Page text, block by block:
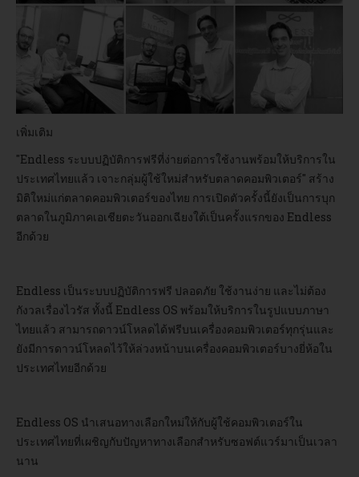
เพิ่มเติม
"Endless ระบบปฏิบัติการฟรีที่ง่ายต่อการใช้งานพร้อมให้บริการใน
ประเทศไทยแล้ว เจาะกลุ่มผู้ใช้ใหม่สำหรับตลาดคอมพิวเตอร์" สร้าง
มิติใหม่แก่ตลาดคอมพิวเตอร์ของไทย การเปิดตัวครั้งนี้ยังเป็นการบุก
ตลาดในภูมิภาคเอเชียตะวันออกเฉียงใต้เป็นครั้งแรกของ Endless
อีกด้วย
Endless เป็นระบบปฏิบัติการฟรี ปลอดภัย ใช้งานง่าย และไม่ต้อง
กังวลเรื่องไวรัส ทั้งนี้ Endless OS พร้อมให้บริการในรูปแบบภาษา
ไทยแล้ว สามารถดาวน์โหลดได้ฟรีบนเครื่องคอมพิวเตอร์ทุกรุ่นและ
ยังมีการดาวน์โหลดไว้ให้ล่วงหน้าบนเครื่องคอมพิวเตอร์บางยี่ห้อใน
ประเทศไทยอีกด้วย
Endless OS นำเสนอทางเลือกใหม่ให้กับผู้ใช้คอมพิวเตอร์ใน
ประเทศไทยที่เผชิญกับปัญหาทางเลือกสำหรับซอฟต์แวร์มาเป็นเวลา
นาน